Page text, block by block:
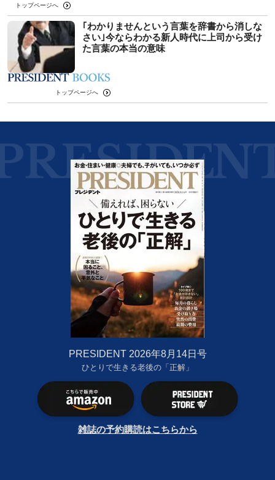
トップページへ
｢わかりませんという言葉を辞書から消しな
さい｣今ならわかる新人時代に上司から受け
た言葉の本当の意味
トップページへ
PRESIDENT 2026年8月14日号
ひとりで生きる老後の「正解」
雑誌の予約購読はこちらから